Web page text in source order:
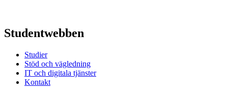
Studentwebben
Studier
Stöd och vägledning
IT och digitala tjänster
Kontakt